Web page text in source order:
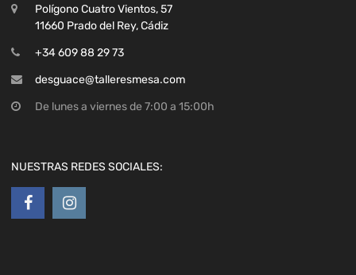
Polígono Cuatro Vientos, 57
11660 Prado del Rey, Cádiz
+34 609 88 29 73
desguace@talleresmesa.com
De lunes a viernes de 7:00 a 15:00h
NUESTRAS REDES SOCIALES: